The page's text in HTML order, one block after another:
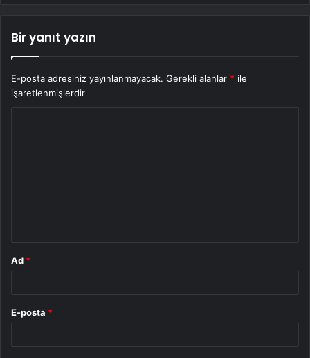
Bir yanıt yazın
E-posta adresiniz yayınlanmayacak. Gerekli alanlar * ile
işaretlenmişlerdir
Ad *
E-posta *